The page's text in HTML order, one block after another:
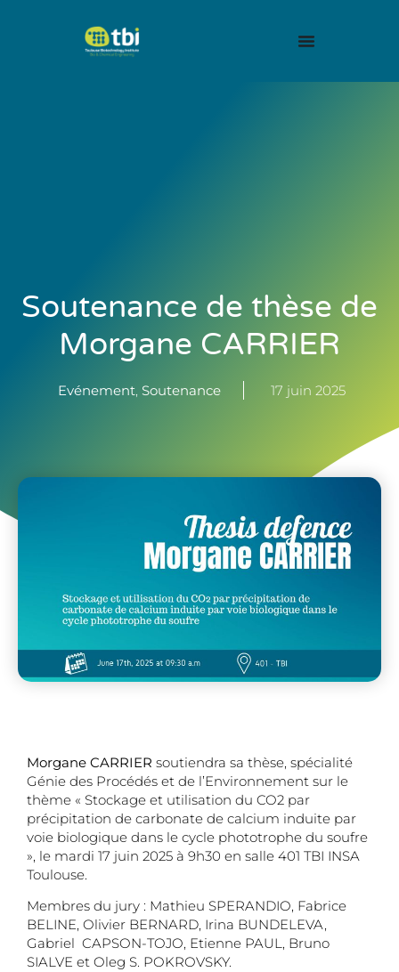
Soutenance de thèse de
Morgane CARRIER
Evénement, Soutenance 17 juin 2025
Morgane CARRIER soutiendra sa thèse, spécialité
Génie des Procédés et de l’Environnement sur le
thème « Stockage et utilisation du CO2 par
précipitation de carbonate de calcium induite par
voie biologique dans le cycle phototrophe du soufre
», le mardi 17 juin 2025 à 9h30 en salle 401 TBI INSA
Toulouse.
Membres du jury : Mathieu SPERANDIO, Fabrice
BELINE, Olivier BERNARD, Irina BUNDELEVA,
Gabriel CAPSON-TOJO, Etienne PAUL, Bruno
SIALVE et Oleg S. POKROVSKY.